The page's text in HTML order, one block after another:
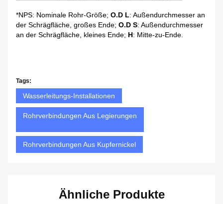
*NPS: Nominale Rohr-Größe; O.D L: Außendurchmesser an
der Schrägfläche, großes Ende; O.D S: Außendurchmesser
an der Schrägfläche, kleines Ende; H: Mitte-zu-Ende.
Tags:
Wasserleitungs-Installationen
Rohrverbindungen Aus Legierungen
Rohrverbindungen Aus Kupfernickel
Ähnliche Produkte